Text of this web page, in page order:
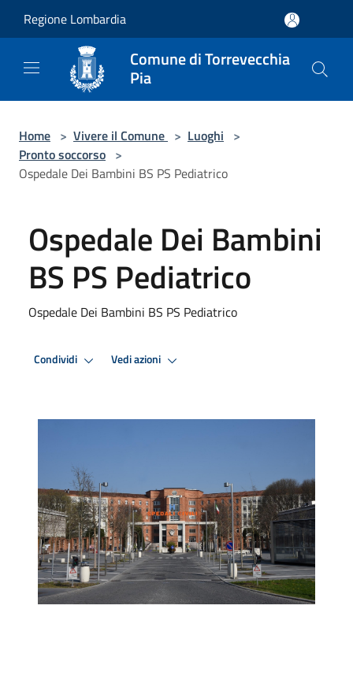
Regione Lombardia
Comune di Torrevecchia
Pia
Home > Vivere il Comune > Luoghi >
Pronto soccorso >
Ospedale Dei Bambini BS PS Pediatrico
Ospedale Dei Bambini
BS PS Pediatrico
Ospedale Dei Bambini BS PS Pediatrico
Condividi Vedi azioni